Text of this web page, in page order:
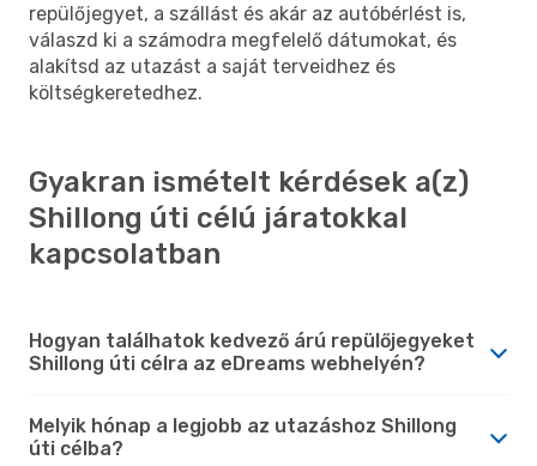
repülőjegyet, a szállást és akár az autóbérlést is,
válaszd ki a számodra megfelelő dátumokat, és
alakítsd az utazást a saját terveidhez és
költségkeretedhez.
Gyakran ismételt kérdések a(z)
Shillong úti célú járatokkal
kapcsolatban
Hogyan találhatok kedvező árú repülőjegyeket
Shillong úti célra az eDreams webhelyén?
Melyik hónap a legjobb az utazáshoz Shillong
úti célba?